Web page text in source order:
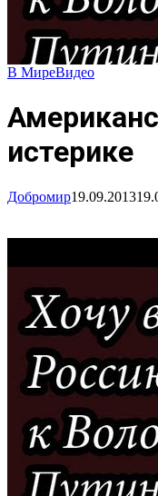
В МиреВидео
истерике
Добромир19.09.2013